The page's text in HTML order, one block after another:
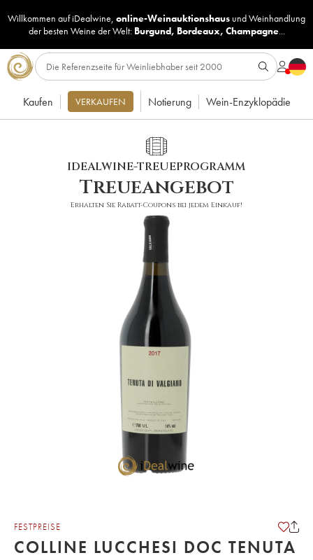
Willkommen auf iDealwine, online-Weinauktionshaus undWeinhandlung
der besten Weine der Welt: Burgund, Bordeaux, Champagne...
Kaufen VERKAUFEN Notierung Wein-Enzyklopädie
IDEALWINE-TREUEPROGRAMM
Treueangebot
Erhalten Sie Rabatt-Coupons bei jedem Einkauf!
FESTPREISE
COLLINE LUCCHESI DOC TENUTA